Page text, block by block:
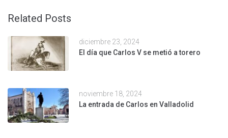
Related Posts
diciembre 23, 2024
El día que Carlos V se metió a torero
noviembre 18, 2024
La entrada de Carlos en Valladolid